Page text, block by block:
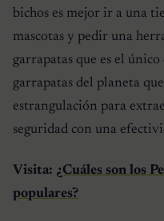
bichos es mejor ir a una
mascotas y pedir una
garrapatas que es el
garrapatas del planeta
estrangulación para
seguridad con una
Visita: ¿Cuáles son los
populares?